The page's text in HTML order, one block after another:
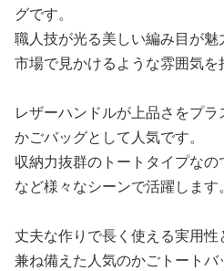
グです。
職人技が光る美しい編み目が
市場で見かけるような雰囲気を
レザーハンドルが上品さをプ
かごバッグとして人気です。
収納力抜群のトートタイプな
など様々なシーンで活躍します。
丈夫な作りで長く使える実用
兼ね備えた人気のかごトートバ